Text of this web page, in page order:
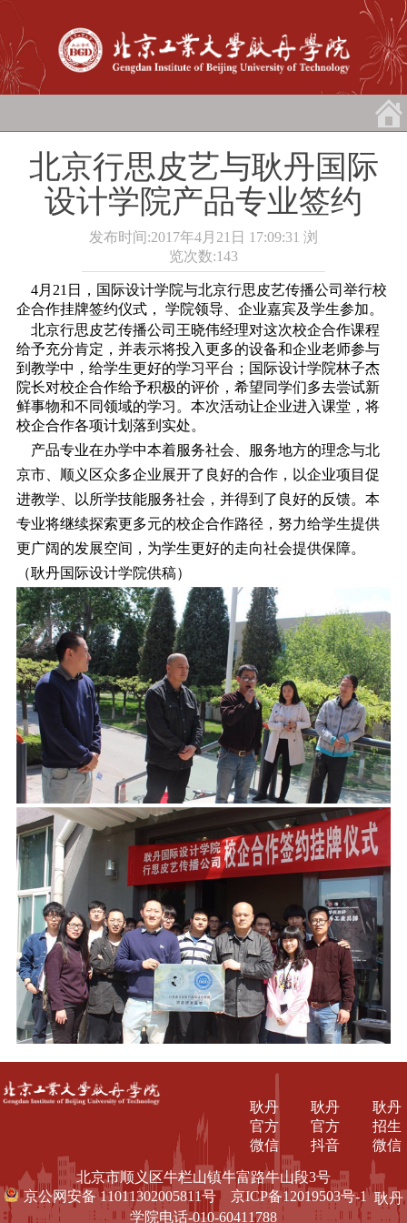
北京行思皮艺与耿丹国际
设计学院产品专业签约
发布时间:2017年4月21日 17:09:31 浏
览次数:143
4月21日，国际设计学院与北京行思皮艺传播公司举行校
企合作挂牌签约仪式， 学院领导、企业嘉宾及学生参加。
北京行思皮艺传播公司王晓伟经理对这次校企合作课程
给予充分肯定，并表示将投入更多的设备和企业老师参与
到教学中，给学生更好的学习平台；国际设计学院林子杰
院长对校企合作给予积极的评价，希望同学们多去尝试新
鲜事物和不同领域的学习。本次活动让企业进入课堂，将
校企合作各项计划落到实处。
产品专业在办学中本着服务社会、服务地方的理念与北
京市、顺义区众多企业展开了良好的合作，以企业项目促
进教学、以所学技能服务社会，并得到了良好的反馈。本
专业将继续探索更多元的校企合作路径，努力给学生提供
更广阔的发展空间，为学生更好的走向社会提供保障。
（耿丹国际设计学院供稿）
耿丹
招生
微信
耿丹
官方
抖音
耿丹
官方
微信
北京市顺义区牛栏山镇牛富路牛山段3号
京公网安备 11011302005811号
京ICP备12019503号-1耿丹
学院电话-010-60411788